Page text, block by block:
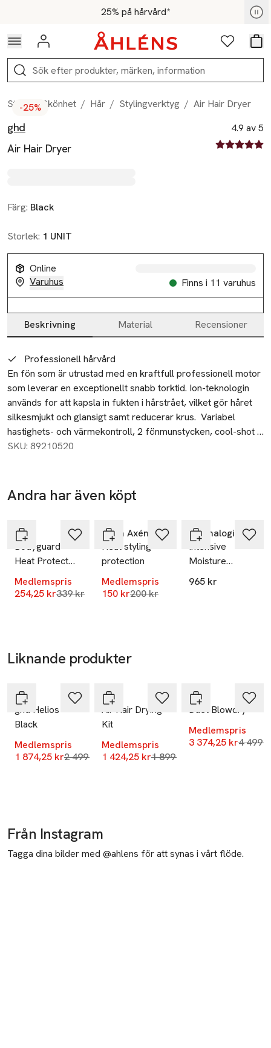
Hoppa till navigationsmenyn25% på hårvård*
För medlemmar - Shoppa nu
Logga in Favoriter
Sök
Start / Skönhet / Hår / Stylingverktyg / Air Hair Dryer
Produktbilder
Hoppa över bildspelet
-25%
ghd
Air Hair Dryer
4.9 av 5
4.9 av fem
Färg: Black
Storlek: 1 UNIT
Online
Varuhus
Finns i 11 varuhus
Produktinformation
Beskrivning Material Recensioner
Beskrivning
Professionell hårvård
En fön som är utrustad med en kraftfull professionell motor
som leverar en exceptionellt snabb torktid. Ion-teknologin
används for att kapsla in fukten i hårstrået, vilket gör håret
silkesmjukt och glansigt samt reducerar krus.  Variabel
hastighets- och värmekontroll, 2 fönmunstycken, cool-shot
knapp samt en ergonomisk design för lätt hantering för både
SKU: 89210520
Andra har även köpt
ghd
Bodyguard
Heat Protect
Spray
Medlemspris
254,25 krLägsta pris 30 dagar
339 kr
-25%
Björn Axén
Heat styling
protection
Medlemspris
150 krLägsta pris 30 dagar
200 kr
Dermalogica
Intensive
Moisture
Balance
965 kr
Liknande produkter
ghd
ghd Helios
Black
Medlemspris
1 874,25 krLägsta pris 30 dagar
2 499 kr
ghd
Air Hair Drying
Kit
Medlemspris
1 424,25 krLägsta pris 30 dagar
1 899 kr
ghd
Duet Blowdry
Medlemspris
3 374,25 krLägsta
4 499
Från Instagram
Tagga dina bilder med @ahlens för att synas i vårt flöde.